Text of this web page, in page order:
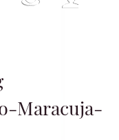
Maracuja-